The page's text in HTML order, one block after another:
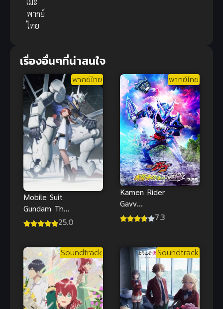
พากย์
ไทย
เรื่องอื่นๆที่น่าสนใจ
พากย์ไทย
Mobile Suit
Gundam The
Witch from25.0
พากย์ไทย
Kamen Rider
Gavv
Invaders of
ไรเดอร์ พากย์
7.3
Soundtrack Soundtrack